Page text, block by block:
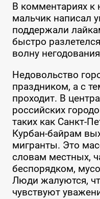
В комментариях к
мальчик написал
поддержали
быстро
волну
Недовольство
праздником, а с
проходит. В
российских
таких как Санкт-
Курбан-байрам
мигранты. Это
словам местных,
беспорядком,
Люди жалуются,
чувствуют